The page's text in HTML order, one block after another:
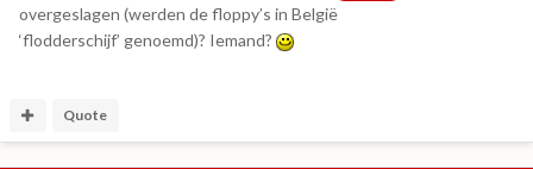
overgeslagen (werden de floppy’s in België
‘flodderschijf’ genoemd)? Iemand?
Quote